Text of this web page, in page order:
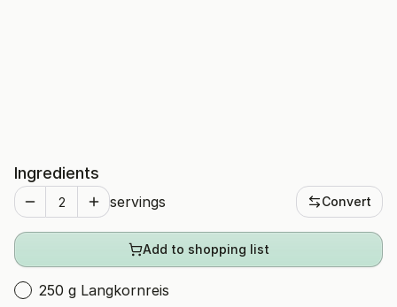
Ingredients
servings Convert
Add to shopping list
250 g Langkornreis